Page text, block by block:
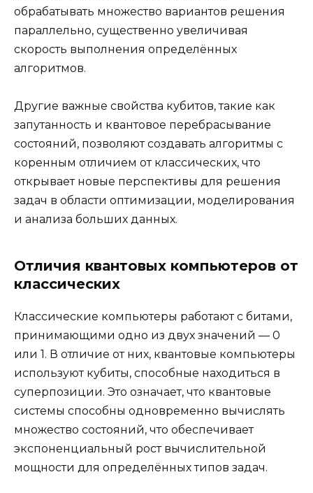
обрабатывать множество вариантов решения
параллельно, существенно увеличивая
скорость выполнения определённых
алгоритмов.
Другие важные свойства кубитов, такие как
запутанность и квантовое перебрасывание
состояний, позволяют создавать алгоритмы с
коренным отличием от классических, что
открывает новые перспективы для решения
задач в области оптимизации, моделирования
и анализа больших данных.
Отличия квантовых компьютеров от
классических
Классические компьютеры работают с битами,
принимающими одно из двух значений — 0
или 1. В отличие от них, квантовые компьютеры
используют кубиты, способные находиться в
суперпозиции. Это означает, что квантовые
системы способны одновременно вычислять
множество состояний, что обеспечивает
экспоненциальный рост вычислительной
мощности для определённых типов задач.